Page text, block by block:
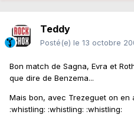
Teddy
Posté(e) le 13 octobre
Bon match de Sagna, Evra et
que dire de Benzema...
Mais bon, avec Trezeguet on en
:whistling: :whistling: :whistling: